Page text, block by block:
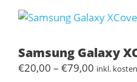
Samsung Galaxy
€20,00 – €79,00 inkl.